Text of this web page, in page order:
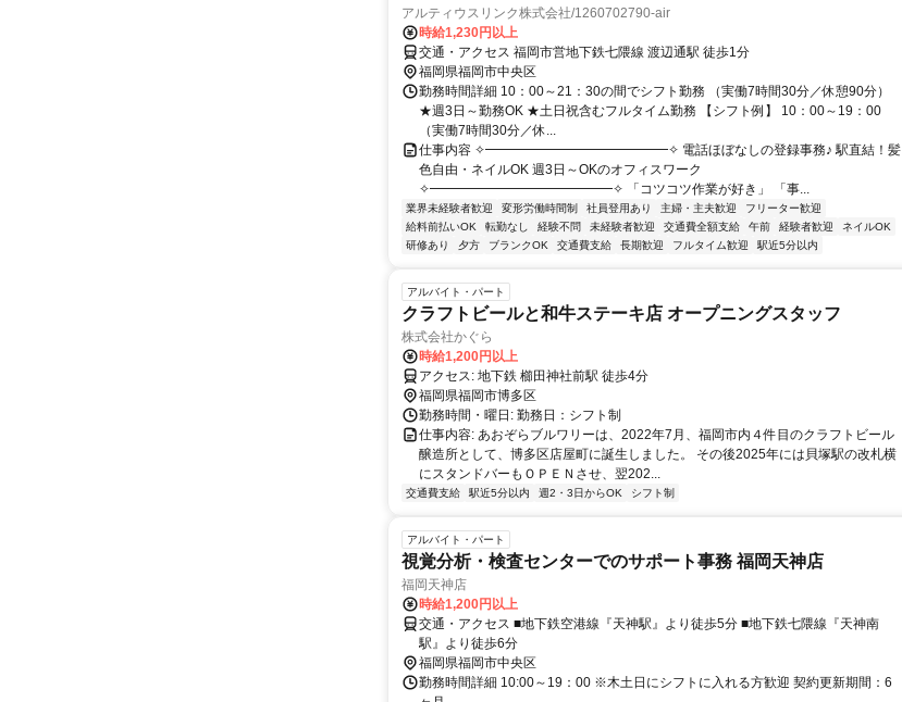
アルティウスリンク株式会社/1260702790-air
時給1,230円以上
交通・アクセス 福岡市営地下鉄七隈線 渡辺通駅 徒歩1分
福岡県福岡市中央区
勤務時間詳細 10：00～21：30の間でシフト勤務 （実働7時間30分／休憩90分）
★週3日～勤務OK ★土日祝含むフルタイム勤務 【シフト例】 10：00～19：00
（実働7時間30分／休...
仕事内容 ✧━━━━━━━━━━━━━━✧ 電話ほぼなしの登録事務♪ 駅直結！髪
色自由・ネイルOK 週3日～OKのオフィスワーク
✧━━━━━━━━━━━━━━✧ 「コツコツ作業が好き」 「事...
業界未経験者歓迎 変形労働時間制 社員登用あり 主婦・主夫歓迎
フリーター歓迎
給料前払いOK
転勤なし 経験不問 未経験者歓迎 交通費全額支給 午前 経験者歓迎
ネイルOK
研修あり
夕方 ブランクOK 交通費支給 長期歓迎 フルタイム歓迎 駅近5分以内
アルバイト・パート
クラフトビールと和牛ステーキ店 オープニングスタッフ
株式会社かぐら
時給1,200円以上
アクセス: 地下鉄 櫛田神社前駅 徒歩4分
福岡県福岡市博多区
勤務時間・曜日: 勤務日：シフト制
仕事内容: あおぞらブルワリーは、2022年7月、福岡市内４件目のクラフトビール
醸造所として、博多区店屋町に誕生しました。 その後2025年には貝塚駅の改札横
にスタンドバーもＯＰＥＮさせ、翌202...
交通費支給 駅近5分以内 週2・3日からOK シフト制
アルバイト・パート
視覚分析・検査センターでのサポート事務 福岡天神店
福岡天神店
時給1,200円以上
交通・アクセス ■地下鉄空港線『天神駅』より徒歩5分 ■地下鉄七隈線『天神南
駅』より徒歩6分
福岡県福岡市中央区
勤務時間詳細 10:00～19：00 ※木土日にシフトに入れる方歓迎 契約更新期間：6